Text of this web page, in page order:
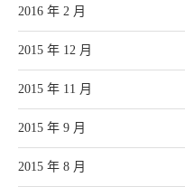
2016 年 2 月
2015 年 12 月
2015 年 11 月
2015 年 9 月
2015 年 8 月